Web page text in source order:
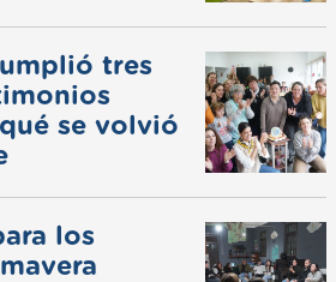
tres
se volvió
los